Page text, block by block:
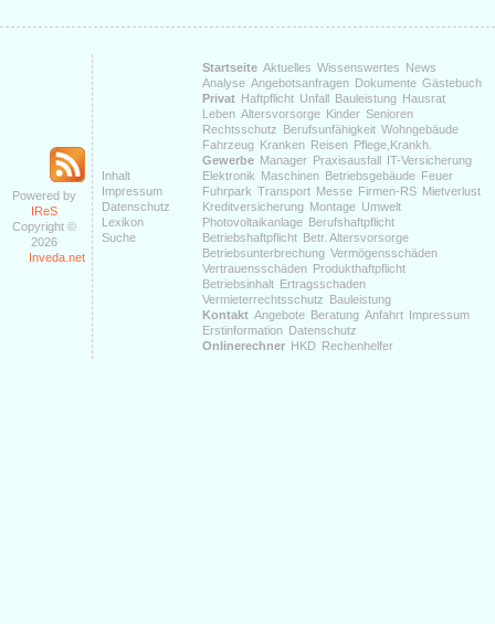
Powered by
IReS
Copyright ©
2026
Inveda.net
Inhalt
Impressum
Datenschutz
Lexikon
Suche
Startseite Aktuelles Wissenswertes News
Analyse Angebotsanfragen Dokumente Gästebuch
Privat Haftpflicht Unfall Bauleistung Hausrat
Leben Altersvorsorge Kinder Senioren
Rechtsschutz Berufsunfähigkeit Wohngebäude
Fahrzeug Kranken Reisen Pflege,Krankh.
Gewerbe Manager Praxisausfall IT-Versicherung
Elektronik Maschinen Betriebsgebäude Feuer
Fuhrpark Transport Messe Firmen-RS Mietverlust
Kreditversicherung Montage Umwelt
Photovoltaikanlage Berufshaftpflicht
Betriebshaftpflicht Betr. Altersvorsorge
Betriebsunterbrechung Vermögensschäden
Vertrauensschäden Produkthaftpflicht
Betriebsinhalt Ertragsschaden
Vermieterrechtsschutz Bauleistung
Kontakt Angebote Beratung Anfahrt Impressum
Erstinformation Datenschutz
Onlinerechner HKD Rechenhelfer